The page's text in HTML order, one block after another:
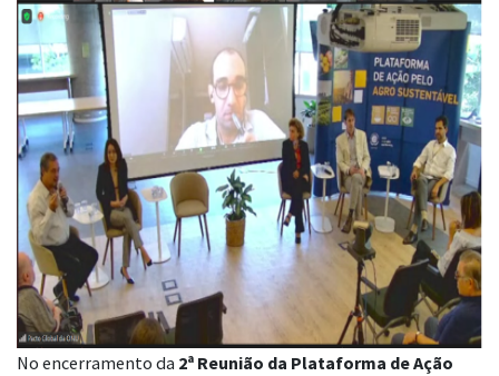
No encerramento da 2ª Reunião da Plataforma de Ação